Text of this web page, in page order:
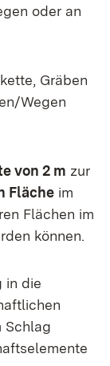
oder an
Gräben
Wegen
von 2 m zur
Fläche im
Flächen im
können.
in die
Schlag